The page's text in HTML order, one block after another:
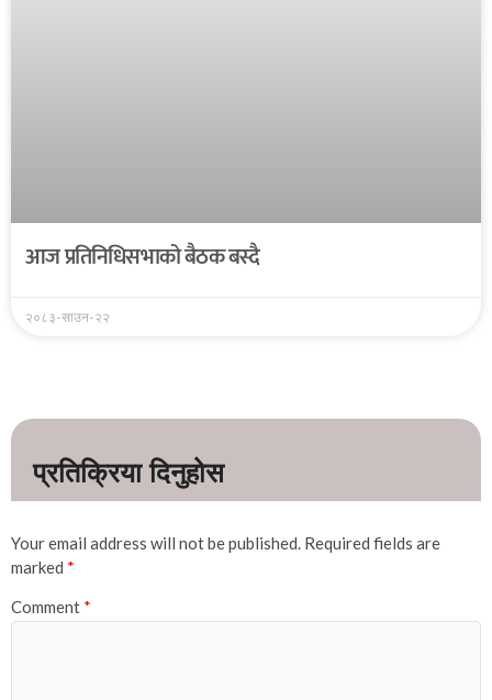
आज प्रतिनिधिसभाको बैठक बस्दै
२०८३-साउन-२२
Your email address will not be published. Required fields are
marked *
Comment *